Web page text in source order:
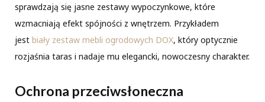
sprawdzają się jasne zestawy wypoczynkowe, które
wzmacniają efekt spójności z wnętrzem. Przykładem
jest biały zestaw mebli ogrodowych DOX, który optycznie
rozjaśnia taras i nadaje mu elegancki, nowoczesny charakter.
Ochrona przeciwsłoneczna